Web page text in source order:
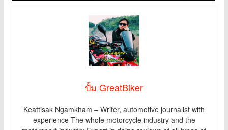
ปั้ม GreatBiker
Keattisak Ngamkham – Writer, automotive journalist with
experience The whole motorcycle industry and the